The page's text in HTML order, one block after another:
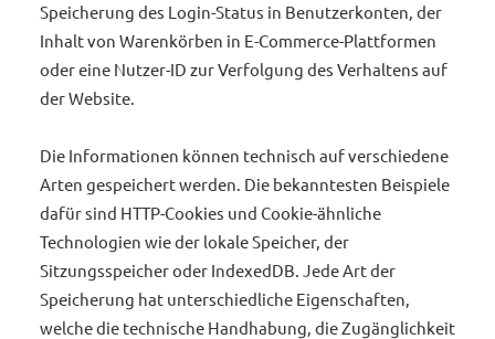
Speicherung des Login-Status in Benutzerkonten, der
Inhalt von Warenkörben in E-Commerce-Plattformen
oder eine Nutzer-ID zur Verfolgung des Verhaltens auf
der Website.
Die Informationen können technisch auf verschiedene
Arten gespeichert werden. Die bekanntesten Beispiele
dafür sind HTTP-Cookies und Cookie-ähnliche
Technologien wie der lokale Speicher, der
Sitzungsspeicher oder IndexedDB. Jede Art der
Speicherung hat unterschiedliche Eigenschaften,
welche die technische Handhabung, die Zugänglichkeit